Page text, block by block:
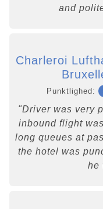
and
Charleroi
Punktlighed:
"Driver was very
inbound flight
long queues at
the hotel was
he